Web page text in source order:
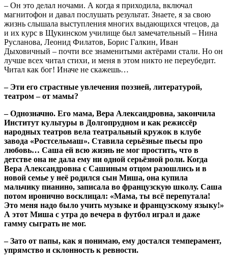
– Он это делал ночами. А когда я приходила, включал
магнитофон и давал послушать результат. Знаете, я за свою
жизнь слышала выступления многих выдающихся чтецов, да
и их курс в Щукинском училище был замечательный – Нина
Русланова, Леонид Филатов, Борис Галкин, Иван
Дыховичный – почти все знаменитыми актёрами стали. Но он
лучше всех читал стихи, и меня в этом никто не переубедит.
Читал как бог! Иначе не скажешь…
– Эти его страстные увлечения поэзией, литературой,
театром – от мамы?
– Однозначно. Его мама, Вера Александровна, закончила
Институт культуры в Долгопрудном и как режиссёр
народных театров вела театральный кружок в клубе
завода «Ростсельмаш». Ставила серьёзные пьесы про
любовь… Саша ей всю жизнь не мог простить, что в
детстве она не дала ему ни одной серьёзной роли. Когда
Вера Александровна с Сашиным отцом разошлись и в
новой семье у неё родился сын Миша, она купила
мальчику пианино, записала во французскую школу. Саша
потом иронично восклицал: «Мама, ты всё перепутала!
Это меня надо было учить музыке и французскому языку!»
А этот Миша с утра до вечера в футбол играл и даже
гамму сыграть не мог.
– Зато от папы, как я понимаю, ему достался темперамент,
упрямство и склонность к ревности.